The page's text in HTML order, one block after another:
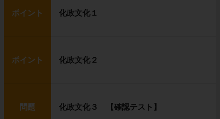
ポイント 化政文化１
ポイント 化政文化２
問題 化政文化３ 【確認テスト】